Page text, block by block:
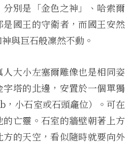
別是「金色之神」、哈索爾
國王的守衛者，而國王安然
與巨石般凜然不動。
大小左塞爾雕像也是相同姿
塔的北邊，安置於一個單獨
小石室或石頭龕位）。可在
的亡靈。石室的牆壁朝著上方
的天空，看似隨時就要向外